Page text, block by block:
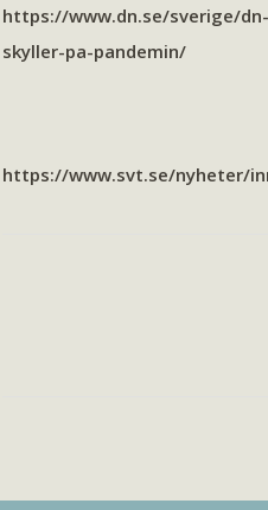
https://www.dn.se/sverige/
skyller-pa-pandemin/
https://www.svt.se/nyheter/